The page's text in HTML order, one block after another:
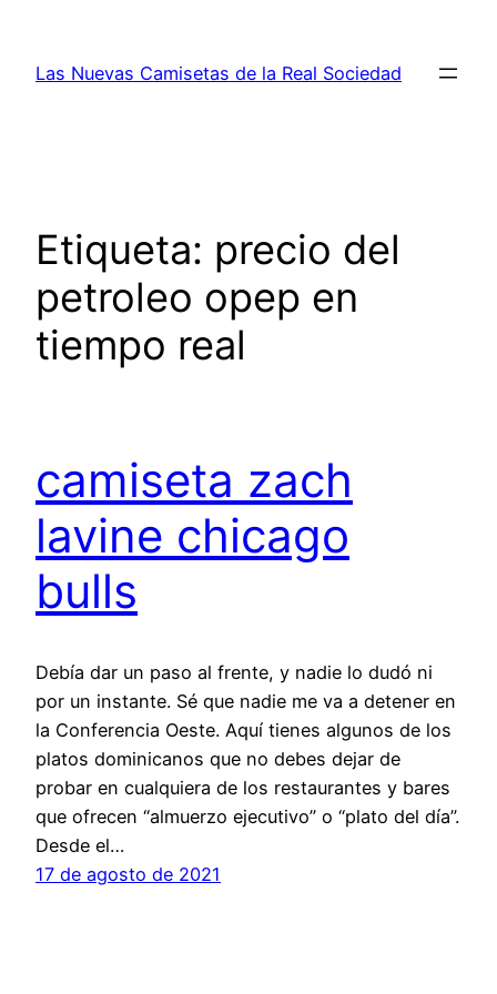
contenido
Las Nuevas Camisetas de la Real Sociedad
Etiqueta: precio del
petroleo opep en
tiempo real
camiseta zach
lavine chicago
bulls
Debía dar un paso al frente, y nadie lo dudó ni
por un instante. Sé que nadie me va a detener en
la Conferencia Oeste. Aquí tienes algunos de los
platos dominicanos que no debes dejar de
probar en cualquiera de los restaurantes y bares
que ofrecen “almuerzo ejecutivo” o “plato del día”.
Desde el…
17 de agosto de 2021